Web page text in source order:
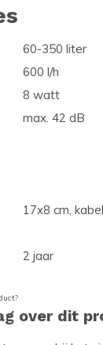
60-350 liter
600 l/h
8 watt
max. 42 dB
17x8 cm,
2 jaar
over dit